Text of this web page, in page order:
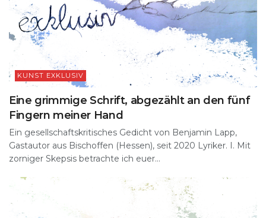
KUNST EXKLUSIV
Eine grimmige Schrift, abgezählt an den fünf
Fingern meiner Hand
Ein gesellschaftskritisches Gedicht von Benjamin Lapp,
Gastautor aus Bischoffen (Hessen), seit 2020 Lyriker. I. Mit
zorniger Skepsis betrachte ich euer...